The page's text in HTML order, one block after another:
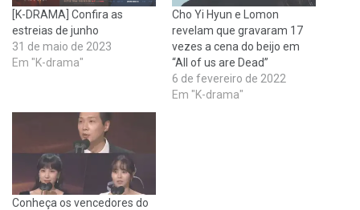
[K-DRAMA] Confira as
estreias de junho
31 de maio de 2023
Em "K-drama"
Cho Yi Hyun e Lomon
revelam que gravaram 17
vezes a cena do beijo em
“All of us are Dead”
6 de fevereiro de 2022
Em "K-drama"
Conheça os vencedores do